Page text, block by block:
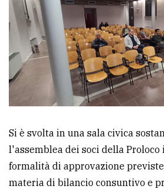
CERCA
Cerca
per
comune
LE
ALTRE
TESTATE
Si è svolta in una sala civica
l'assemblea dei soci della
formalità di approvazione
materia di bilancio consuntivo e